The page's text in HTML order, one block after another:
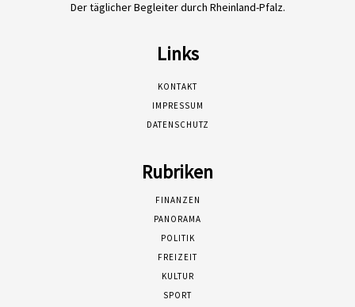
Der täglicher Begleiter durch Rheinland-Pfalz.
Links
KONTAKT
IMPRESSUM
DATENSCHUTZ
Rubriken
FINANZEN
PANORAMA
POLITIK
FREIZEIT
KULTUR
SPORT